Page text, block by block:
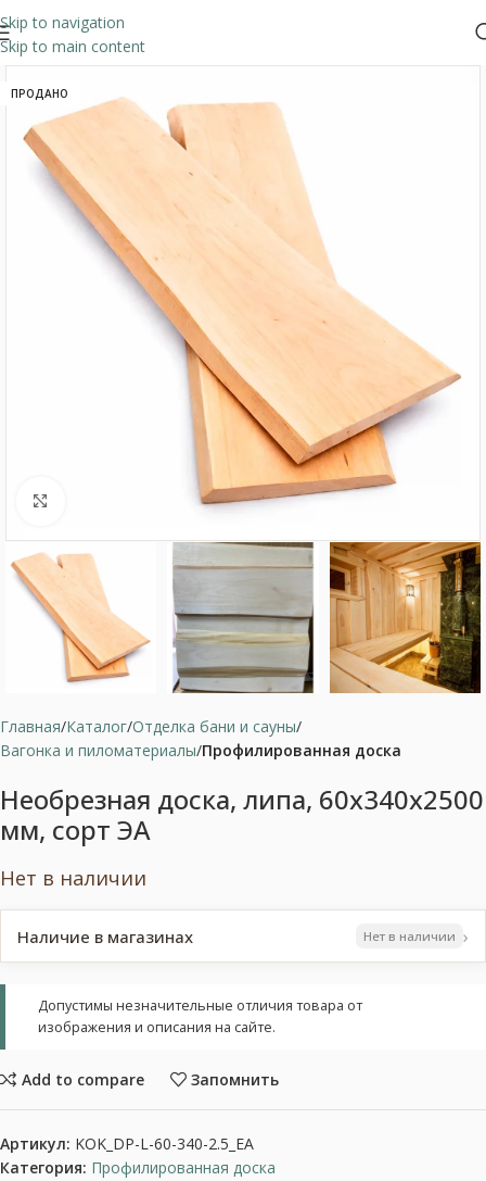
Skip to navigation
Skip to main content
ПРОДАНО
Нажмите, чтобы увеличить
Главная Каталог Отделка бани и сауны
Вагонка и пиломатериалы Профилированная доска
Необрезная доска, липа, 60x340x2500
мм, сорт ЭA
Нет в наличии
Наличие в магазинах Нет в наличии ›
Допустимы незначительные отличия товара от
изображения и описания на сайте.
Add to compare Запомнить
Артикул: KOK_DP-L-60-340-2.5_EA
Категория: Профилированная доска